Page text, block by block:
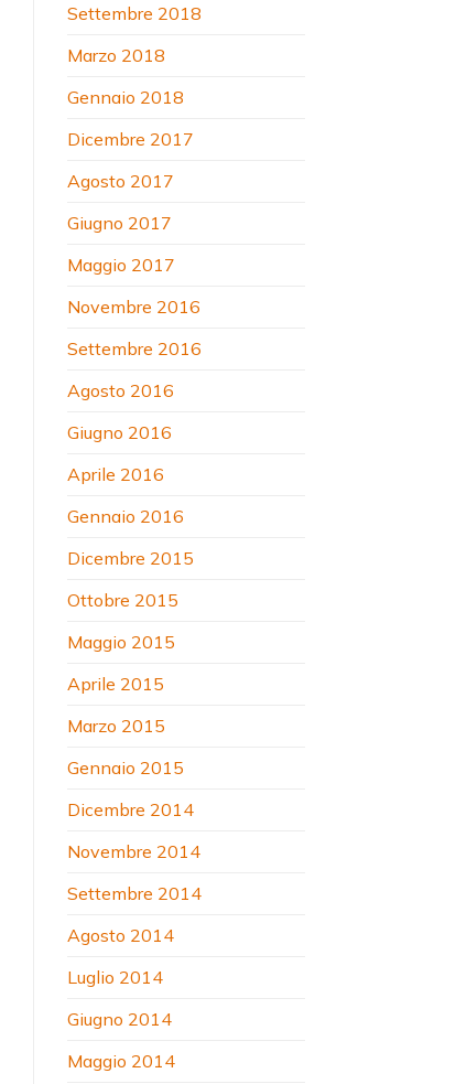
Settembre 2018
Marzo 2018
Gennaio 2018
Dicembre 2017
Agosto 2017
Giugno 2017
Maggio 2017
Novembre 2016
Settembre 2016
Agosto 2016
Giugno 2016
Aprile 2016
Gennaio 2016
Dicembre 2015
Ottobre 2015
Maggio 2015
Aprile 2015
Marzo 2015
Gennaio 2015
Dicembre 2014
Novembre 2014
Settembre 2014
Agosto 2014
Luglio 2014
Giugno 2014
Maggio 2014